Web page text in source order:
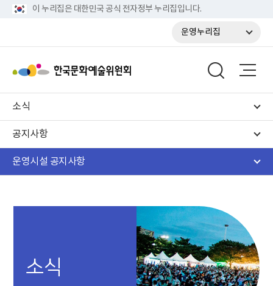
이 누리집은 대한민국 공식 전자정부 누리집입니다.
운영누리집
소식
공지사항
운영시설 공지사항
소식